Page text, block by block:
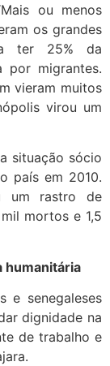
ou menos
os grandes
ter 25% da
por migrantes.
vieram muitos
virou um
situação sócio
país em 2010.
um rastro de
mortos e 1,5
humanitária
e senegaleses
dignidade na
de trabalho e